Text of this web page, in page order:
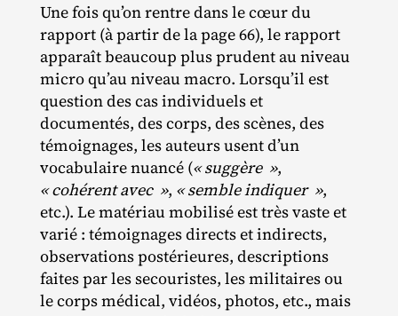
Une fois qu’on rentre dans le cœur du
rapport (à partir de la page 66), le rapport
apparaît beaucoup plus prudent au niveau
micro qu’au niveau macro. Lorsqu’il est
question des cas individuels et
documentés, des corps, des scènes, des
témoignages, les auteurs usent d’un
vocabulaire nuancé (« suggère »,
« cohérent avec », « semble indiquer »,
etc.). Le matériau mobilisé est très vaste et
varié : témoignages directs et indirects,
observations postérieures, descriptions
faites par les secouristes, les militaires ou
le corps médical, vidéos, photos, etc., mais